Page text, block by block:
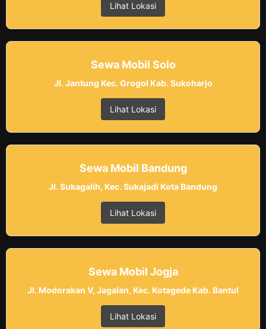
Lihat Lokasi
Sewa Mobil Solo
Jl. Jantung Kec. Grogol Kab. Sukoharjo
Lihat Lokasi
Sewa Mobil Bandung
Jl. Sukagalih, Kec. Sukajadi Kota Bandung
Lihat Lokasi
Sewa Mobil Jogja
Jl. Modorakan V, Jagalan, Kec. Kotagede Kab. Bantul
Lihat Lokasi